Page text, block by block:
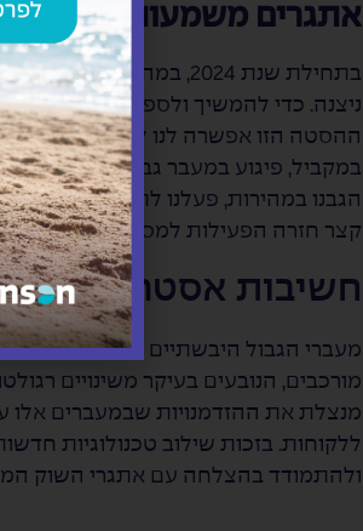
אתגרים משמעותיים בסחר
בתחילת שנת 2024,
ניצנה. כדי להמשיך ולספק שירותים
ההסטה הזו אפשרה לנו להתמודד
במקביל, פיגוע במעבר גבול אלנבי
הגבנו במהירות, פעלנו לתיעול
קצר חזרה הפעילות למסלולה הרגיל,
חשיבות אסטרטגית
מעברי הגבול היבשתיים מוכיחים את
מורכבים, הנובעים בעיקר משינויים
מנצלת את ההזדמנויות שבמעברים אלו
ללקוחות. בזכות שילוב טכנולוגיות
ולהתמודד בהצלחה עם אתגרי השוק